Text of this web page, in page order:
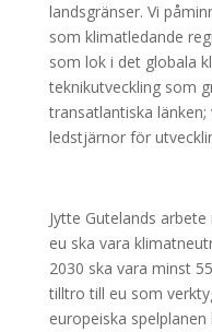
landsgränser. Vi
som klimatledande
som lok i det globala
teknikutveckling som
transatlantiska
ledstjärnor för
Jytte Gutelands
eu ska vara
2030 ska vara minst
tilltro till eu som
europeiska spelplanen